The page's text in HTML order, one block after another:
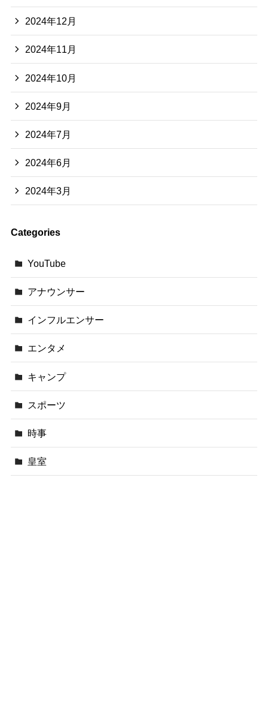
2024年12月
2024年11月
2024年10月
2024年9月
2024年7月
2024年6月
2024年3月
Categories
YouTube
アナウンサー
インフルエンサー
エンタメ
キャンプ
スポーツ
時事
皇室